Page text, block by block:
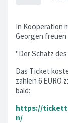
In Kooperation
Georgen freuen
"Der Schatz
Das Ticket
zahlen 6 EURO
bald:
https://
n/